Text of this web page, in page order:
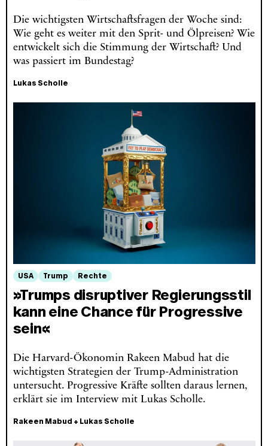
Die wichtigsten Wirtschaftsfragen der Woche sind:
Wie geht es weiter mit den Sprit- und Ölpreisen? Wie
entwickelt sich die Stimmung der Wirtschaft? Und
was passiert im Bundestag?
Lukas Scholle
USA Trump Rechte
»Trumps disruptiver Regierungsstil
kann eine Chance für Progressive
sein«
Die Harvard-Ökonomin Rakeen Mabud hat die
wichtigsten Strategien der Trump-Administration
untersucht. Progressive Kräfte sollten daraus lernen,
erklärt sie im Interview mit Lukas Scholle.
Rakeen Mabud + Lukas Scholle